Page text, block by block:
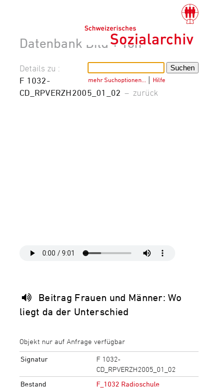
Datenbank Bild + Ton
mehr Suchoptionen… Hilfe
Details zu :
F 1032-
CD_RPVERZH2005_01_02 – zurück
Beitrag Frauen und Männer: Wo
liegt da der Unterschied
Objekt nur auf Anfrage verfügbar
Signatur
F 1032-
CD_RPVERZH2005_01_02
Bestand
F_1032 Radioschule